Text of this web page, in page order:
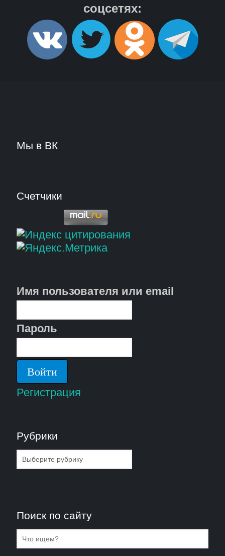
соцсетях:
Мы в ВК
Счетчики
Имя пользователя или email
Пароль
Регистрация
Рубрики
Рубрики
Поиск по сайту